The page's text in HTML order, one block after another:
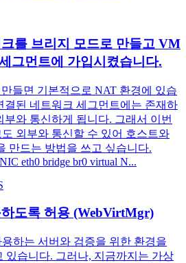
를 브리지 모드로 만들고 VM
그먼트에 가입시켰습니다.
들면 기본적으로 NAT 환경에 있습
결된 네트워크 세그먼트에는 존재하
와 통신하게 됩니다. 그래서 이번
외부와 통신할 수 있어 호스트와
만드는 방법을 쓰고 싶습니다.
eth0 bridge br0 virtual N...
도록 허용 (WebVirtMgr)
하는 서버와 검증을 위한 환경을
있습니다. 그러나, 지금까지는 가상